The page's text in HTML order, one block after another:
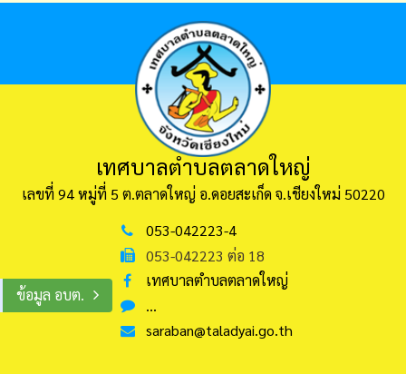
ข้อมูล อบต.
เทศบาลตำบลตลาดใหญ่
เลขที่ 94 หมู่ที่ 5 ต.ตลาดใหญ่ อ.ดอยสะเก็ด จ.เชียงใหม่ 50220
053-042223-4
053-042223 ต่อ 18
เทศบาลตำบลตลาดใหญ่
...
saraban@taladyai.go.th